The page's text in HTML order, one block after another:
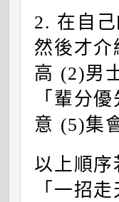
2. 在自
然後才
高 (2)男
「輩分
意 (5)集
以上順序
「一招